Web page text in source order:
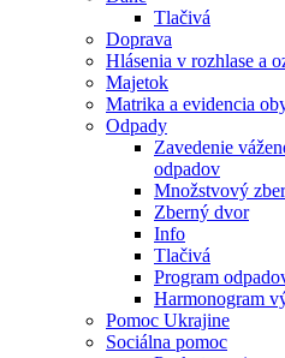
Tlačivá
Doprava
Hlásenia v rozhlase a
Majetok
Matrika a evidencia
Odpady
Zavedenie
odpadov
Množstvový
Zberný dvor
Info
Tlačivá
Program
Harmonogram
Pomoc Ukrajine
Sociálna pomoc